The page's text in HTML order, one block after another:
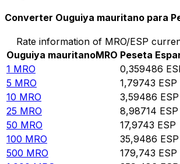
Converter Ouguiya mauritano para
Rate information of MRO/ESP
Ouguiya mauritanoMRO Peseta
1 MRO 0,359486
5 MRO 1,79743 ESP
10 MRO 3,59486 ESP
25 MRO 8,98714 ESP
50 MRO 17,9743 ESP
100 MRO 35,9486 ESP
500 MRO 179,743 ESP